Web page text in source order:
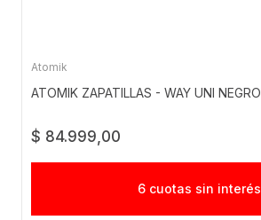
Atomik
ATOMIK ZAPATILLAS - WAY UNI NEGRO
$ 84.999,00
6 cuotas sin interés